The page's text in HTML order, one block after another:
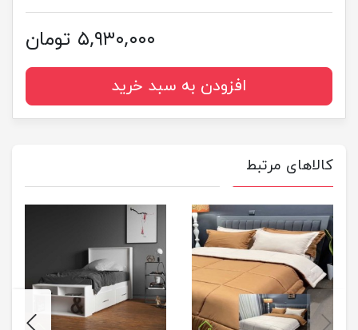
۵,۹۳۰,۰۰۰ تومان
افزودن به سبد خرید
کالاهای مرتبط